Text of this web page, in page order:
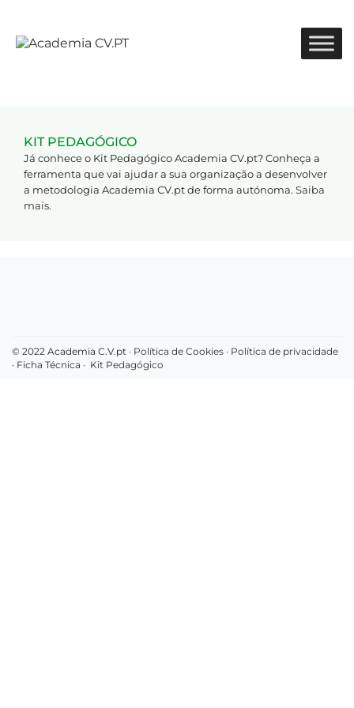
KIT PEDAGÓGICO
Já conhece o Kit Pedagógico Academia CV.pt? Conheça a
ferramenta que vai ajudar a sua organização a desenvolver
a metodologia Academia CV.pt de forma autónoma. Saiba
mais.
© 2022 Academia C.V.pt · Política de Cookies · Política de privacidade
· Ficha Técnica · Kit Pedagógico